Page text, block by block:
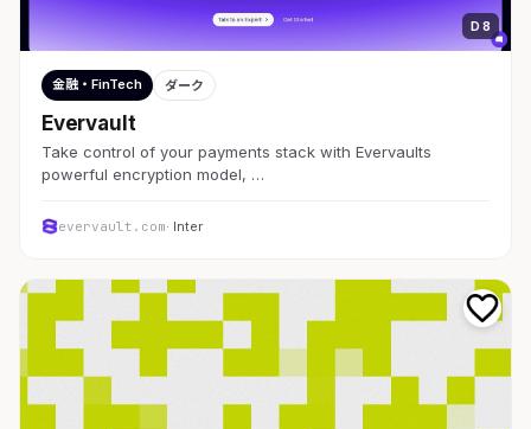
D 8
金融・FinTech ダーク
Evervault
Take control of your payments stack with Evervaults
powerful encryption model, …
evervault.com· Inter